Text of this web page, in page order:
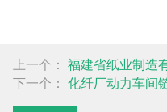
上一个： 福建省纸业制造
下一个： 化纤厂动力车间